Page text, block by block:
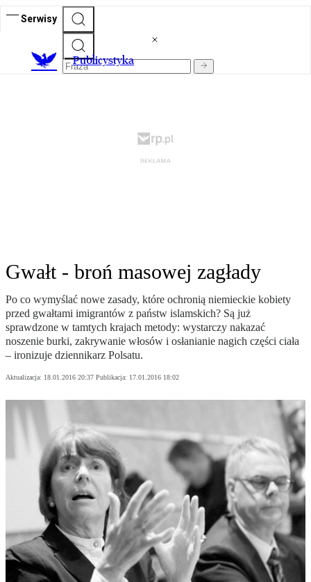
Serwisy
Publicystyka
Gwałt - broń masowej zagłady
Po co wymyślać nowe zasady, które ochronią niemieckie kobiety
przed gwałtami imigrantów z państw islamskich? Są już
sprawdzone w tamtych krajach metody: wystarczy nakazać
noszenie burki, zakrywanie włosów i osłanianie nagich części ciała
– ironizuje dziennikarz Polsatu.
Aktualizacja: 18.01.2016 20:37 Publikacja: 17.01.2016 18:02